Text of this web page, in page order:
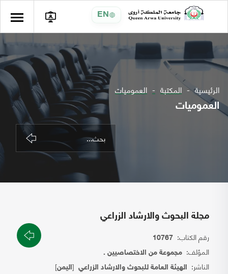
EN
الرئيسية المكتبة العموميات
العموميات
مجلة البحوث والارشاد الزراعي
رقم الكتاب: 10767
المؤلف: مجموعة من الاختصاصيين .
الناشر: الهيئة العامة للبحوث والارشاد الزراعي [اليمن]